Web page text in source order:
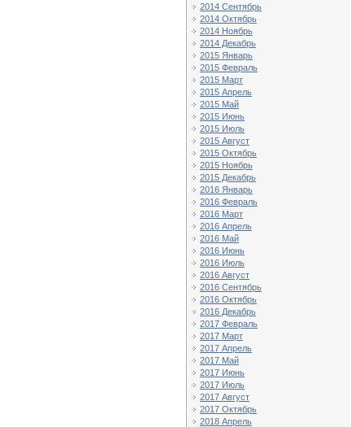
2014 Сентябрь
2014 Октябрь
2014 Ноябрь
2014 Декабрь
2015 Январь
2015 Февраль
2015 Март
2015 Апрель
2015 Май
2015 Июнь
2015 Июль
2015 Август
2015 Октябрь
2015 Ноябрь
2015 Декабрь
2016 Январь
2016 Февраль
2016 Март
2016 Апрель
2016 Май
2016 Июнь
2016 Июль
2016 Август
2016 Сентябрь
2016 Октябрь
2016 Декабрь
2017 Февраль
2017 Март
2017 Апрель
2017 Май
2017 Июнь
2017 Июль
2017 Август
2017 Октябрь
2018 Апрель